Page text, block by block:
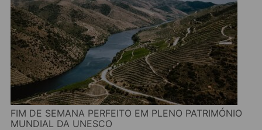
FIM DE SEMANA PERFEITO EM PLENO PATRIMÓNIO
MUNDIAL DA UNESCO